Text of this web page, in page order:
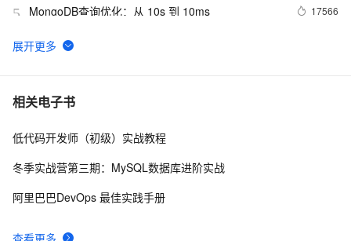
5 MongoDB查询优化：从 10s 到 10ms 17566
6 PostgreSQL 百亿地理位置数据 近邻查询性能
7 再谈全局网HBase八大应用场景
8 Gitlab从删库到恢复 - 数据库备份\恢复\容灾\HA的靠
PostgreSQL(Haar wavelet)
相关电子书
查看更多
低代码开发师（初级）实战教程
冬季实战营第三期：MySQL数据库进阶实战
阿里巴巴DevOps 最佳实践手册